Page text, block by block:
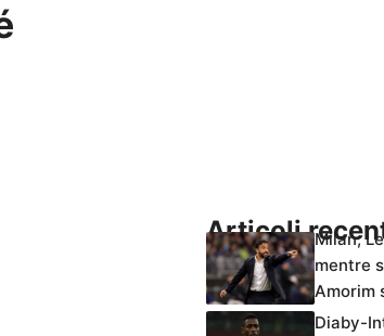
Articoli
Milan,
mentre
Amorim
Diaby-